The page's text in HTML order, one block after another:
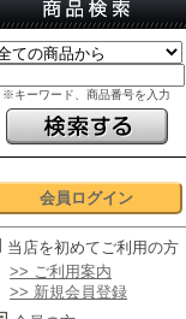
※キーワード、商品番号を入力
会員ログイン
当店を初めてご利用の方
>> ご利用案内
>> 新規会員登録